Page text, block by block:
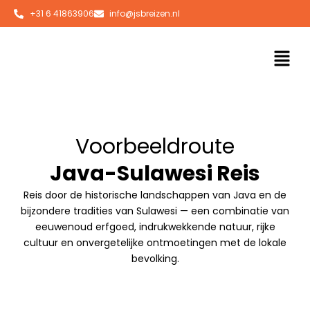
naar
+31 6 41863906 info@jsbreizen.nl
Voorbeeldroute
Java-Sulawesi Reis
Reis door de historische landschappen van Java en de
bijzondere tradities van Sulawesi — een combinatie van
eeuwenoud erfgoed, indrukwekkende natuur, rijke
cultuur en onvergetelijke ontmoetingen met de lokale
bevolking.